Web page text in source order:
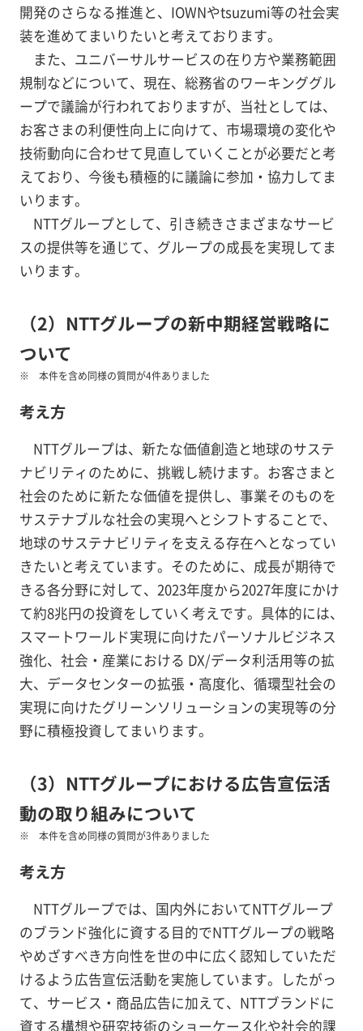
開発のさらなる推進と、IOWNやtsuzumi等の社会実
装を進めてまいりたいと考えております。
また、ユニバーサルサービスの在り方や業務範囲
規制などについて、現在、総務省のワーキンググル
ープで議論が行われておりますが、当社としては、
お客さまの利便性向上に向けて、市場環境の変化や
技術動向に合わせて見直していくことが必要だと考
えており、今後も積極的に議論に参加・協力してま
いります。
NTTグループとして、引き続きさまざまなサービ
スの提供等を通じて、グループの成長を実現してま
いります。
（2）NTTグループの新中期経営戦略に
ついて
本件を含め同様の質問が4件ありました
考え方
NTTグループは、新たな価値創造と地球のサステ
ナビリティのために、挑戦し続けます。お客さまと
社会のために新たな価値を提供し、事業そのものを
サステナブルな社会の実現へとシフトすることで、
地球のサステナビリティを支える存在へとなってい
きたいと考えています。そのために、成長が期待で
きる各分野に対して、2023年度から2027年度にかけ
て約8兆円の投資をしていく考えです。具体的には、
スマートワールド実現に向けたパーソナルビジネス
強化、社会・産業における DX/データ利活用等の拡
大、データセンターの拡張・高度化、循環型社会の
実現に向けたグリーンソリューションの実現等の分
野に積極投資してまいります。
（3）NTTグループにおける広告宣伝活
動の取り組みについて
本件を含め同様の質問が3件ありました
考え方
NTTグループでは、国内外においてNTTグループ
のブランド強化に資する目的でNTTグループの戦略
やめざすべき方向性を世の中に広く認知していただ
けるよう広告宣伝活動を実施しています。したがっ
て、サービス・商品広告に加えて、NTTブランドに
資する構想や研究技術のショーケース化や社会的課